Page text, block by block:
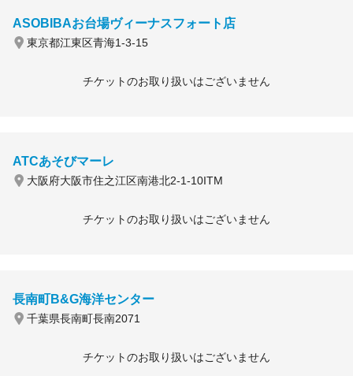
ASOBIBAお台場ヴィーナスフォート店
東京都江東区青海1-3-15
チケットのお取り扱いはございません
ATCあそびマーレ
大阪府大阪市住之江区南港北2-1-10ITM
チケットのお取り扱いはございません
長南町B&G海洋センター
千葉県長南町長南2071
チケットのお取り扱いはございません